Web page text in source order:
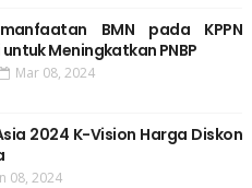
BMN pada KPPN
Meningkatkan PNBP
Mar 08, 2024
2024 K-Vision Harga Diskon
08, 2024